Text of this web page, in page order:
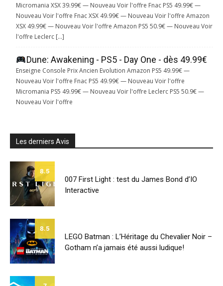
Micromania XSX 39.99€ — Nouveau Voir l'offre Fnac PS5 49.99€ —
Nouveau Voir l'offre Fnac XSX 49.99€ — Nouveau Voir l'offre Amazon
XSX 49.99€ — Nouveau Voir l'offre Amazon PS5 50.9€ — Nouveau Voir
l'offre Leclerc […]
Dune: Awakening - PS5 - Day One - dès 49.99€
Enseigne Console Prix Ancien Evolution Amazon PS5 49.99€ —
Nouveau Voir l'offre Fnac PS5 49.99€ — Nouveau Voir l'offre
Micromania PS5 49.99€ — Nouveau Voir l'offre Leclerc PS5 50.9€ —
Nouveau Voir l'offre
Les derniers Avis
8.5
007 First Light : test du James Bond d’IO
Interactive
8.5
LEGO Batman : L’Héritage du Chevalier Noir –
Gotham n’a jamais été aussi ludique!